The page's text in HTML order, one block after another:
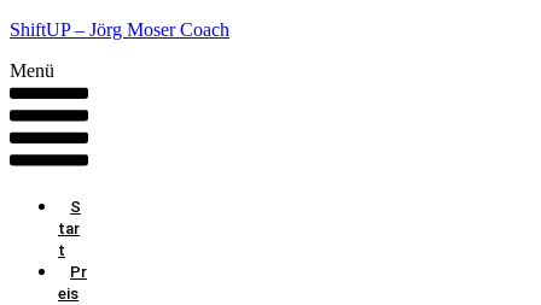
ShiftUP – Jörg Moser Coach
Menü
S
tar
t
Pr
eis